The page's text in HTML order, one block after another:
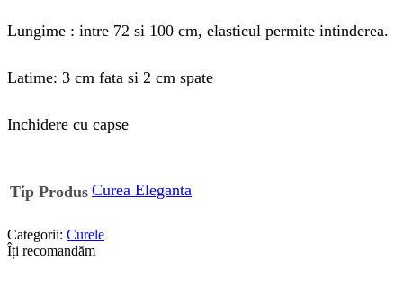
Lungime : intre 72 si 100 cm, elasticul permite intinderea.
Latime: 3 cm fata si 2 cm spate
Inchidere cu capse
Tip Produs Curea Eleganta
Categorii: Curele
Îți recomandăm